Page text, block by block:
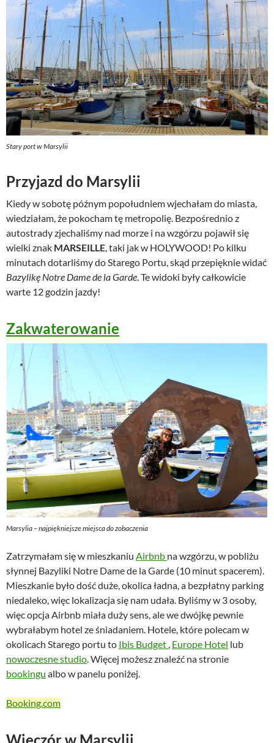
Stary port w Marsylii
Przyjazd do Marsylii
Kiedy w sobotę późnym popołudniem wjechałam do miasta,
wiedziałam, że pokocham tę metropolię. Bezpośrednio z
autostrady zjechaliśmy nad morze i na wzgórzu pojawił się
wielki znak MARSEILLE, taki jak w HOLYWOOD! Po kilku
minutach dotarliśmy do Starego Portu, skąd przepięknie widać
Bazylikę Notre Dame de la Garde. Te widoki były całkowicie
warte 12 godzin jazdy!
Zakwaterowanie
Marsylia – najpiękniejsze miejsca do zobaczenia
Zatrzymałam się w mieszkaniu Airbnb na wzgórzu, w pobliżu
słynnej Bazyliki Notre Dame de la Garde (10 minut spacerem).
Mieszkanie było dość duże, okolica ładna, a bezpłatny parking
niedaleko, więc lokalizacja się nam udała. Byliśmy w 3 osoby,
więc opcja Airbnb miała duży sens, ale we dwójkę pewnie
wybrałabym hotel ze śniadaniem. Hotele, które polecam w
okolicach Starego portu to Ibis Budget , Europe Hotel lub
nowoczesne studio. Więcej możesz znaleźć na stronie
bookingu albo w panelu poniżej.
Booking.com